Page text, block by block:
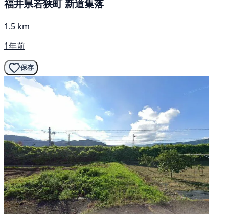
福井県若狭町 新道集落
1.5 km
1年前
保存